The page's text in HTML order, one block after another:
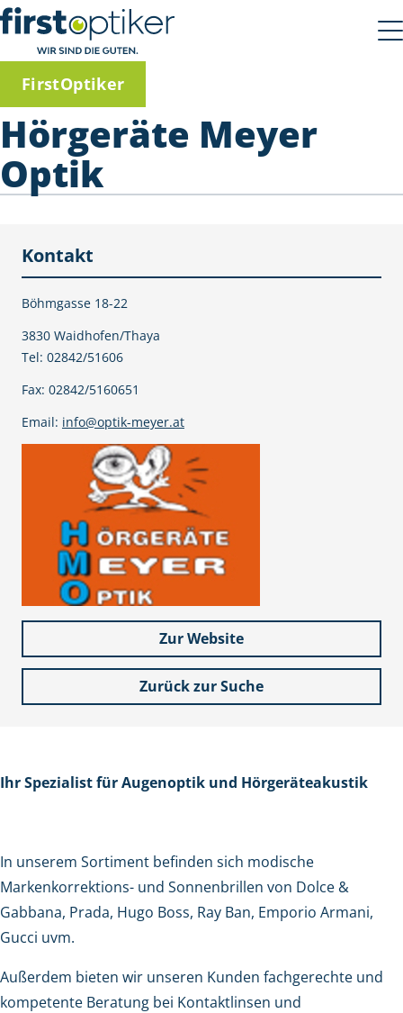
FirstOptiker
Hörgeräte Meyer
Optik
Kontakt
Böhmgasse 18-22
3830 Waidhofen/Thaya
Tel: 02842/51606
Fax: 02842/5160651
Email: info@optik-meyer.at
Zur Website
Zurück zur Suche
Ihr Spezialist für Augenoptik und Hörgeräteakustik
In unserem Sortiment befinden sich modische
Markenkorrektions- und Sonnenbrillen von Dolce &
Gabbana, Prada, Hugo Boss, Ray Ban, Emporio Armani,
Gucci uvm.
Außerdem bieten wir unseren Kunden fachgerechte und
kompetente Beratung bei Kontaktlinsen und